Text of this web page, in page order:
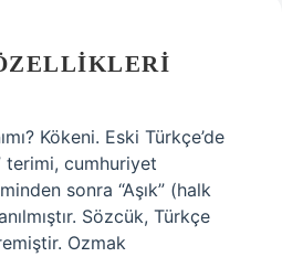
Kökeni. Eski Türkçe’de
terimi, cumhuriyet
sonra “Aşık” (halk
Sözcük, Türkçe
Ozmak